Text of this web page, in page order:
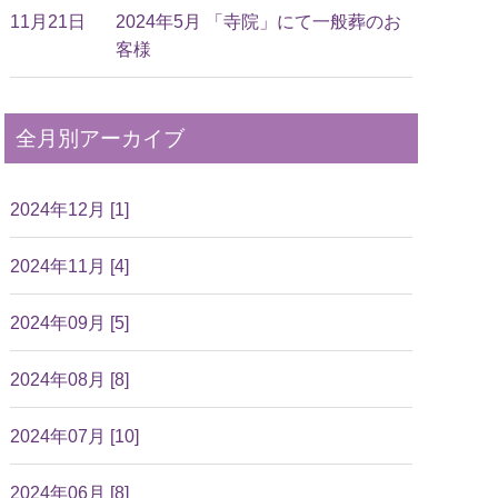
11月21日
2024年5月 「寺院」にて一般葬のお
客様
全月別アーカイブ
2024年12月 [1]
2024年11月 [4]
2024年09月 [5]
2024年08月 [8]
2024年07月 [10]
2024年06月 [8]